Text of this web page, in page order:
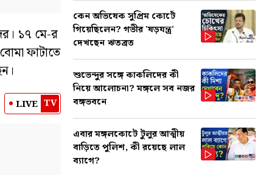
১৭ মে-র
ফাটাতে
LIVE TV
কেন অভিষেক সুপ্রিম কোর্টে
গিয়েছিলেন? গভীর 'ষড়যন্ত্র'
দেখছেন ঋতব্রত
শুভেন্দুর সঙ্গে কাকলিদের কী
নিয়ে আলোচনা? মঙ্গলে সব নজর
বঙ্গভবনে
এবার মঙ্গলকোটে টুলুর আত্মীয়
বাড়িতে পুলিশ, কী রয়েছে লাল
ব্যাগে?